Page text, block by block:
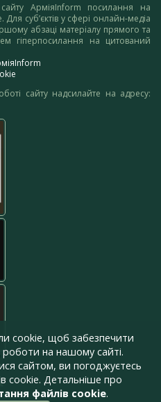
АрміяInform посилання на
Для суб’єктів у сфері онлайн-медіа
абзаці матеріалу прямого та
гіперпосилання на цитований
сайту надсилайте на адресу:
cookie, щоб забезпечити
на нашому сайті.
сайтом, ви погоджуєтесь
cookie. Детальніше про
файлів cookie.